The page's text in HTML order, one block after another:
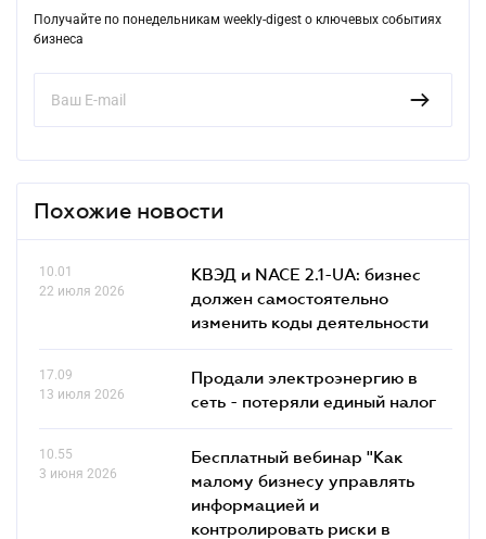
Получайте по понедельникам weekly-digest о ключевых событиях
бизнеса
Похожие новости
10.01
22 июля 2026
КВЭД и NACE 2.1-UA: бизнес
должен самостоятельно
изменить коды деятельности
17.09
13 июля 2026
Продали электроэнергию в
сеть - потеряли единый налог
10.55
3 июня 2026
Бесплатный вебинар "Как
малому бизнесу управлять
информацией и
контролировать риски в